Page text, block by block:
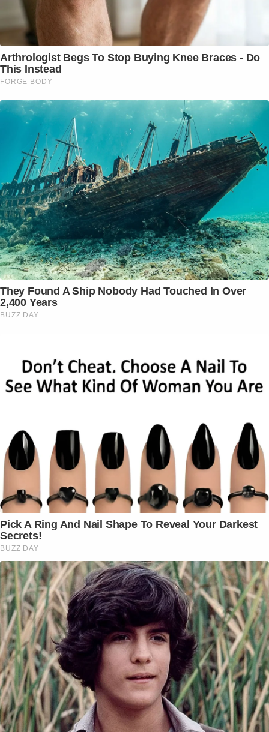
Arthrologist Begs To Stop Buying Knee Braces - Do
This Instead
FORGE BODY
They Found A Ship Nobody Had Touched In Over
2,400 Years
BUZZ DAY
Pick A Ring And Nail Shape To Reveal Your Darkest
Secrets!
BUZZ DAY